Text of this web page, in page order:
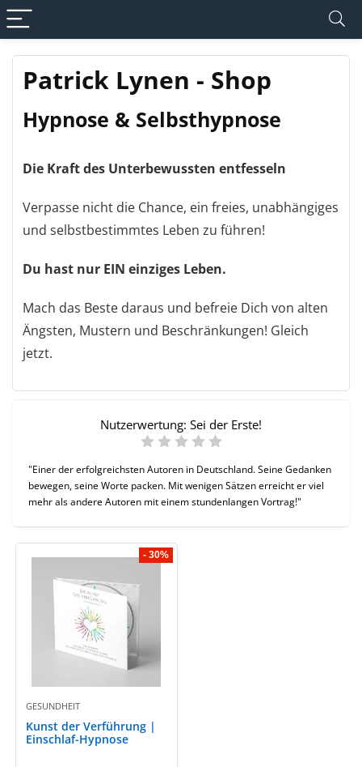
Patrick Lynen - Shop
Hypnose & Selbsthypnose
Die Kraft des Unterbewussten entfesseln
Verpasse nicht die Chance, ein freies, unabhängiges
und selbstbestimmtes Leben zu führen!
Du hast nur EIN einziges Leben.
Mach das Beste daraus und befreie Dich von alten
Ängsten, Mustern und Beschränkungen! Gleich
jetzt.
Nutzerwertung: Sei der Erste!
"Einer der erfolgreichsten Autoren in Deutschland. Seine Gedanken
bewegen, seine Worte packen. Mit wenigen Sätzen erreicht er viel
mehr als andere Autoren mit einem stundenlangen Vortrag!"
- 30%
GESUNDHEIT
Kunst der Verführung |
Einschlaf-Hypnose